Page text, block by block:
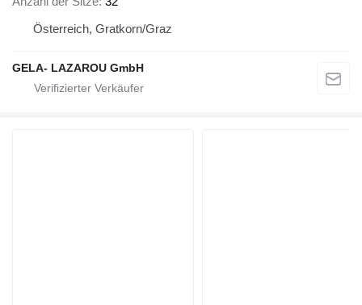
Österreich, Gratkorn/Graz
GELA- LAZAROU GmbH